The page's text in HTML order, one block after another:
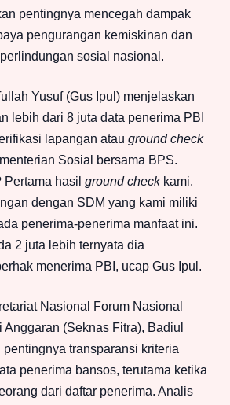
pentingnya mencegah dampak
pengurangan kemiskinan dan
sosial nasional.
Yusuf (Gus Ipul) menjelaskan
lebih dari 8 juta data penerima PBI
lapangan atau ground check
Sosial bersama BPS.
hasil ground checkkami.
dengan SDM yang kami miliki
penerima-penerima manfaat ini.
2 juta lebih ternyata dia
menerima PBI, ucap Gus Ipul.
Nasional Forum Nasional
Anggaran (Seknas Fitra), Badiul
transparansi kriteria
penerima bansos, terutama ketika
dari daftar penerima. Analis